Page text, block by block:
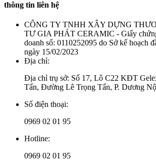
thông tin liên hệ
CÔNG TY TNHH XÂY DỰNG
TƯ GIA PHÁT CERAMIC - Giấy
doanh số: 0110252095 do Sở kế hoạch
ngày 15/02/2023
Địa chỉ:
Địa chỉ trụ sở: Số 17, Lô C22 KĐT
Tấn, Đường Lê Trọng Tấn, P. Dương
Số điện thoại:
0969 02 01 95
Hotline:
0969 02 01 95